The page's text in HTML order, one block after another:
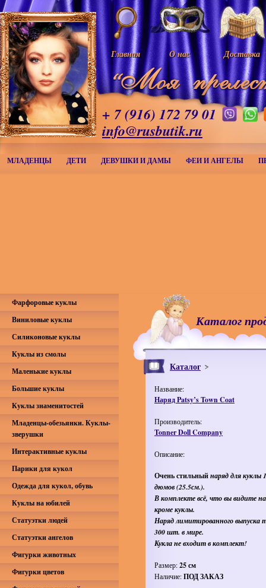
Главная О нас Доставка
+ 7 (916) 172 79 01
info@rusbutik.ru
МЛАДЕНЦЫ ДЕТИ ДЕВУШКИ И ДАМЫ ФЕИ И АНГЕЛЫ
Каталог
Каталог
Название:
Наряд Patsy’s Town Coat
Производитель:
Tonner Doll Company
Описание:
Очень стильныйнаряд для куклы
дюмов (25.5см.).
В комплекте всё, что вы видите
кроме куклы.
Наряд лимитированного выпуска
300 шт. в мире.
Кукла не входит в комплект!
Размер:25 см
Наличие:ПОД ЗАКАЗ
Фарфоровые куклы
Виниловые куклы
Силиконовые куклы
Куклы из смолы
Маленькие куклы
Большие куклы
Куклы знаменитостей
Младенцы-обезьянки. Куклы-
зверушки
Интерактивные куклы
Парики для кукол
Одежда для кукол, обувь
Куклы на юбилей
Статуэтки людей
Статуэтки ангелов
Фигурки животных
Фигурки цветов